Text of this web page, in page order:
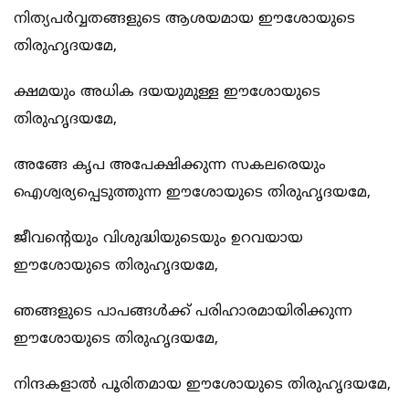
നിത്യപര്‍വ്വതങ്ങളുടെ ആശയമായ ഈശോയുടെ
തിരുഹൃദയമേ,
ക്ഷമയും അധിക ദയയുമുള്ള ഈശോയുടെ
തിരുഹൃദയമേ,
അങ്ങേ കൃപ അപേക്ഷിക്കുന്ന സകലരെയും
ഐശ്വര്യപ്പെടുത്തുന്ന ഈശോയുടെ തിരുഹൃദയമേ,
ജീവന്റെയും വിശുദ്ധിയുടെയും ഉറവയായ
ഈശോയുടെ തിരുഹൃദയമേ,
ഞങ്ങളുടെ പാപങ്ങള്‍ക്ക് പരിഹാരമായിരിക്കുന്ന
ഈശോയുടെ തിരുഹൃദയമേ,
നിന്ദകളാല്‍ പൂരിതമായ ഈശോയുടെ തിരുഹൃദയമേ,